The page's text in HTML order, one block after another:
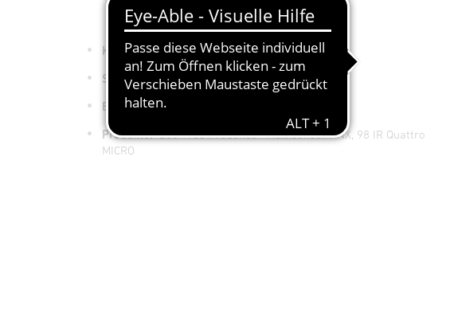
Kunde:Moxy Hotel, Mariott-Gruppe
Standort: Köln, Deutschland
Eröffnung:Juni 2021
Produkte:250 True Presence® Multisensor KNX, 98 IR Quattro
MICRO